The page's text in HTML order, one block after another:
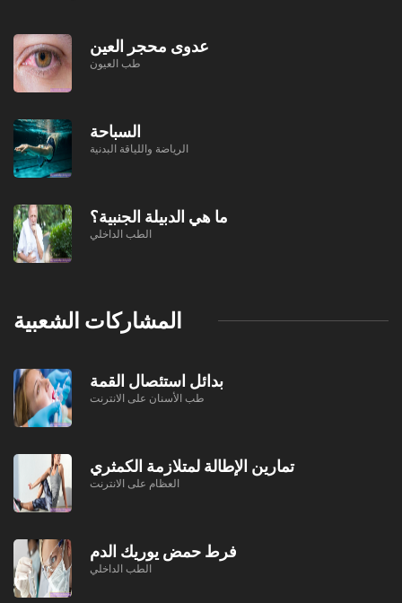
عدوى محجر العين
طب العيون
السباحة
الرياضة واللياقة البدنية
ما هي الدبيلة الجنبية؟
الطب الداخلي
المشاركات الشعبية
بدائل استئصال القمة
طب الأسنان على الانترنت
تمارين الإطالة لمتلازمة الكمثري
العظام على الانترنت
فرط حمض يوريك الدم
الطب الداخلي